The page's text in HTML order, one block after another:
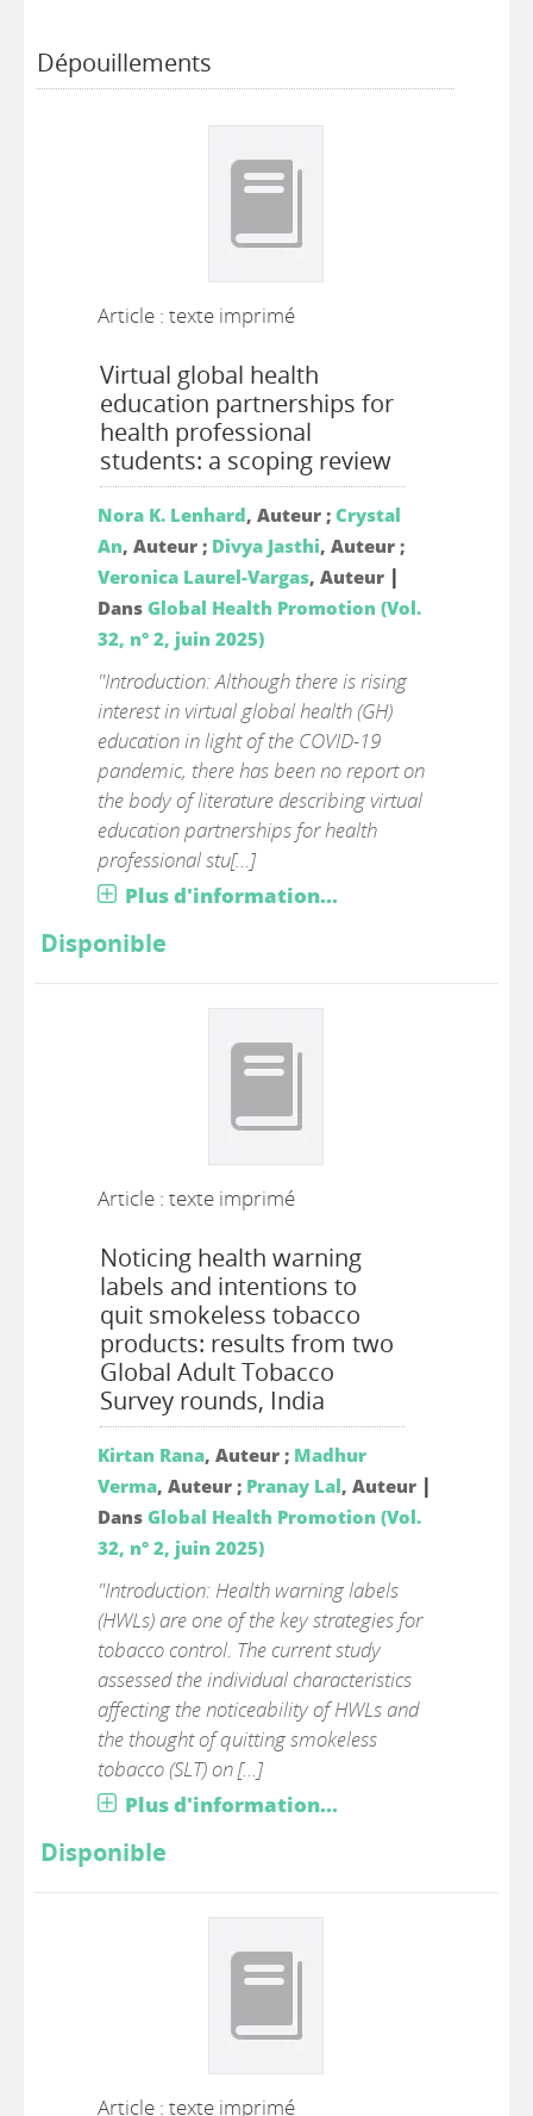
Dépouillements
Article : texte imprimé
Virtual global health
education partnerships for
health professional
students: a scoping review
Nora K. Lenhard, Auteur ; Crystal
An, Auteur ; Divya Jasthi, Auteur ;
Veronica Laurel-Vargas, Auteur |
Dans Global Health Promotion (Vol.
32, n° 2, juin 2025)
"Introduction: Although there is rising
interest in virtual global health (GH)
education in light of the COVID-19
pandemic, there has been no report on
the body of literature describing virtual
education partnerships for health
professional stu[...]
Plus d'information...
Disponible
Article : texte imprimé
Noticing health warning
labels and intentions to
quit smokeless tobacco
products: results from two
Global Adult Tobacco
Survey rounds, India
Kirtan Rana, Auteur ; Madhur
Verma, Auteur ; Pranay Lal, Auteur |
Dans Global Health Promotion (Vol.
32, n° 2, juin 2025)
"Introduction: Health warning labels
(HWLs) are one of the key strategies for
tobacco control. The current study
assessed the individual characteristics
affecting the noticeability of HWLs and
the thought of quitting smokeless
tobacco (SLT) on [...]
Plus d'information...
Disponible
Article : texte imprimé